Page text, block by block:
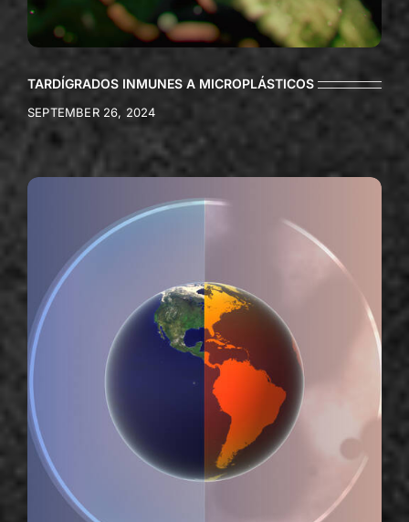
TARDÍGRADOS INMUNES A MICROPLÁSTICOS
SEPTEMBER 26, 2024